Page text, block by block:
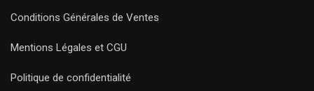
Conditions Générales de Ventes
Mentions Légales et CGU
Politique de confidentialité